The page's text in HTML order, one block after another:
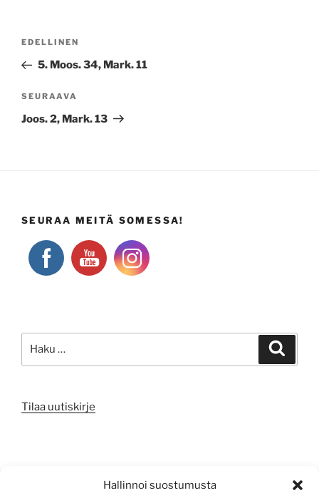
Hallinnoi suostumusta
Edellinen
artikkeli
EDELLINEN
5. Moos. 34, Mark. 11
Seuraava
artikkeli
SEURAAVA
Joos. 2, Mark. 13
SEURAA MEITÄ SOMESSA!
Tilaa uutiskirje